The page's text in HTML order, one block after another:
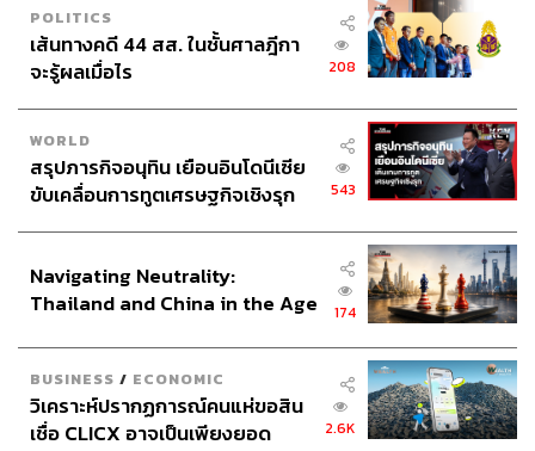
POLITICS
เส้นทางคดี 44 สส. ในชั้นศาลฎีกา
จะรู้ผลเมื่อไร
208
WORLD
สรุปภารกิจอนุทิน เยือนอินโดนีเซีย
ขับเคลื่อนการทูตเศรษฐกิจเชิงรุก
543
Navigating Neutrality:
Thailand and China in the Age
174
BUSINESS / ECONOMIC
วิเคราะห์ปรากฏการณ์คนแห่ขอสิน
เชื่อ CLICX อาจเป็นเพียงยอด
2.6K